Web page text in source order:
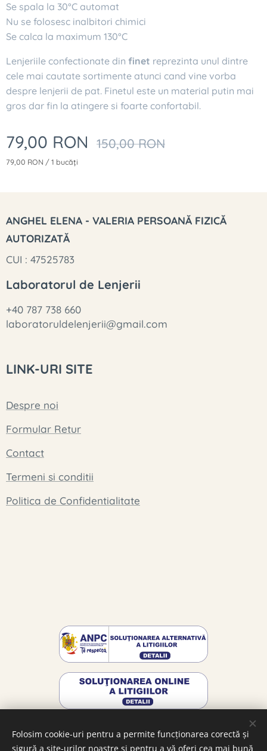
Se spala la 30°C automat
Nu se folosesc inalbitori chimici
Se calca la maximum 130°C
Lenjeriile confectionate din finet reprezinta unul dintre
cele mai cautate sortimente atunci cand vine vorba
despre lenjerii de pat. Finetul este un material putin mai
gros dar fin la atingere si foarte confortabil.
79,00 RON 150,00RON
79,00 RON / 1 bucăți
ANGHEL ELENA - VALERIA PERSOANĂ FIZICĂ
AUTORIZATĂ
CUI : 47525783
Laboratorul de Lenjerii
+40 787 738 660
laboratoruldelenjerii@gmail.com
LINK-URI SITE
Despre noi
Formular Retur
Contact
Termeni si conditii
Politica de Confidentialitate
Folosim cookie-uri pentru a permite funcționarea corectă și
sigură a site-urilor noastre și pentru a vă oferi cea mai bună